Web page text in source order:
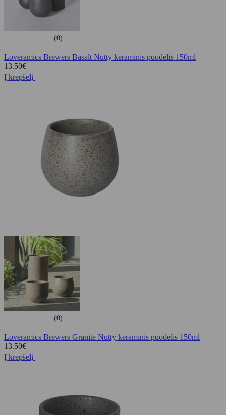
(0)
Loveramics Brewers Basalt Nutty keraminis puodelis 150ml
13.50€
Į krepšelį
(0)
Loveramics Brewers Granite Nutty keraminis puodelis 150ml
13.50€
Į krepšelį